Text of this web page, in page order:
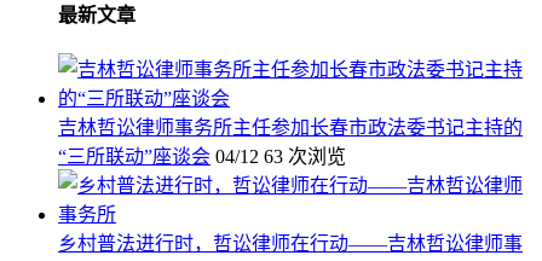
最新文章
吉林哲讼律师事务所主任参加长春市政法委书记主持的
“三所联动”座谈会 04/12 63 次浏览
乡村普法进行时，哲讼律师在行动——吉林哲讼律师事